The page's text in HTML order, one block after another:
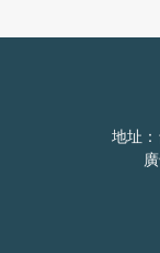
地址